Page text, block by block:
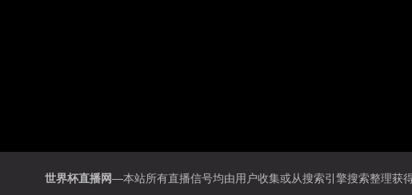
世界杯直播网—本站所有直播信号均由用户收集或从搜索引擎搜索整理获